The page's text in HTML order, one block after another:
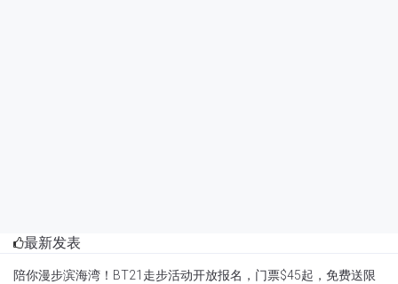
最新发表
陪你漫步滨海湾！BT21走步活动开放报名，门票$45起，免费送限